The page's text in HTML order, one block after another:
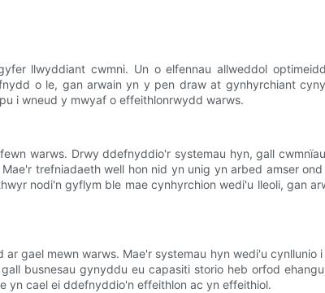
llwyddiant cwmni. Un o elfennau allweddol
o le, gan arwain yn y pen draw at gynhyrchiant
i wneud y mwyaf o effeithlonrwydd warws.
warws. Drwy ddefnyddio'r systemau hyn, gall
trefniadaeth well hon nid yn unig yn arbed amser
nodi'n gyflym ble mae cynhyrchion wedi'u lleoli, gan
gael mewn warws. Mae'r systemau hyn wedi'u
busnesau gynyddu eu capasiti storio heb orfod
yn cael ei ddefnyddio'n effeithlon ac yn effeithiol.